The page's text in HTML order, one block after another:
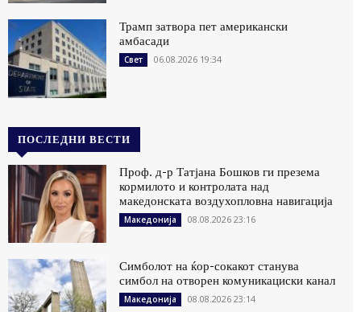
Трамп затвора пет американски
амбасади
Свет 06.08.2026 19:34
ПОСЛЕДНИ ВЕСТИ
Проф. д-р Татјана Бошков ги презема
кормилото и контролата над
македонската воздухопловна навигација
Македонија 08.08.2026 23:16
Симболот на ќор-сокакот станува
симбол на отворен комуникациски канал
Македонија 08.08.2026 23:14